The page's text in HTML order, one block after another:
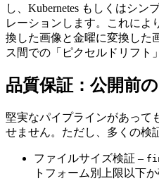
し、Kubernetes もしくはシン
レーションします。これによ
換した画像と金曜に変換した
ス間での「ピクセルドリフト
品質保証：公開前
堅実なパイプラインがあって
せません。ただし、多くの検
ファイルサイズ検証 –
トフォーム別上限以下か